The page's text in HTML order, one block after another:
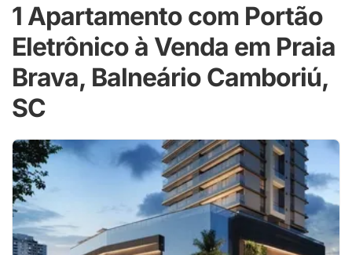
1 Apartamento com Portão
Eletrônico à Venda em Praia
Brava, Balneário Camboriú,
SC